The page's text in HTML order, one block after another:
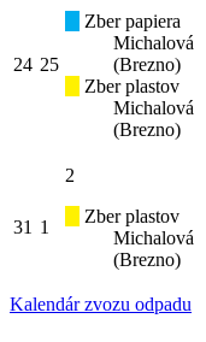
24 25
Zber papiera
Michalová
(Brezno)
Zber plastov
Michalová
(Brezno)
31 1
2
Zber plastov
Michalová
(Brezno)
Kalendár zvozu odpadu